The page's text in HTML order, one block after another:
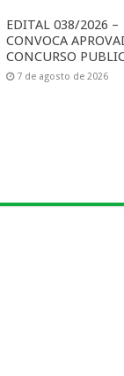
EDITAL 038/2026 –
CONVOCA
CONCURSO
7 de agosto de 2026